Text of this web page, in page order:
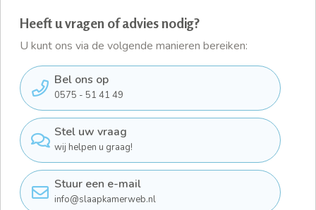
Heeft u vragen of advies nodig?
U kunt ons via de volgende manieren bereiken:
Bel ons op
0575 - 51 41 49
Stel uw vraag
wij helpen u graag!
Stuur een e-mail
info@slaapkamerweb.nl